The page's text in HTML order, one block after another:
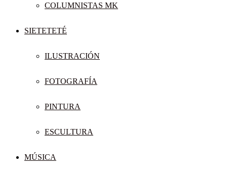
COLUMNISTAS MK
SIETETETÉ
ILUSTRACIÓN
FOTOGRAFÍA
PINTURA
ESCULTURA
MÚSICA